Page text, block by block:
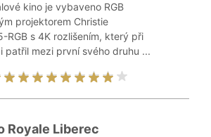
kino je vybaveno RGB
projektorem Christie
RGB s 4K rozlišením, který při
patřil mezi první svého druhu ...
Royale Liberec